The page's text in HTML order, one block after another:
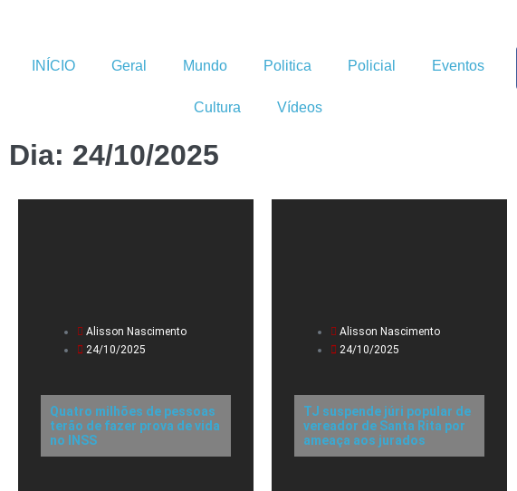
INÍCIO Geral Mundo Politica Policial Eventos
Cultura Vídeos
Dia: 24/10/2025
Alisson Nascimento
24/10/2025
Quatro milhões de pessoas
terão de fazer prova de vida
no INSS
Alisson Nascimento
24/10/2025
TJ suspende júri popular de
vereador de Santa Rita por
ameaça aos jurados